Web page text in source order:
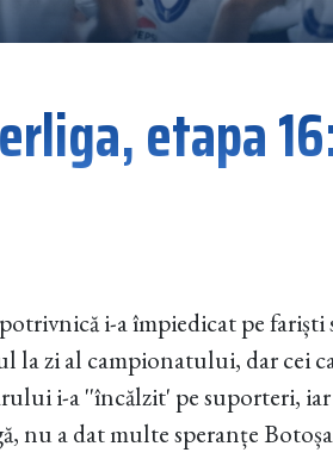
etapa
i-a împiedicat pe
la zi al campionatului, dar cei
i-a ''încălzit' pe suporteri,
nu a dat multe speranțe